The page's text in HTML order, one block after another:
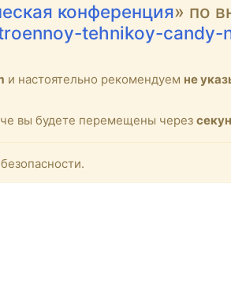
конференция» по
tehnikoy-candy-
и настоятельно рекомендуем не
вы будете перемещены через